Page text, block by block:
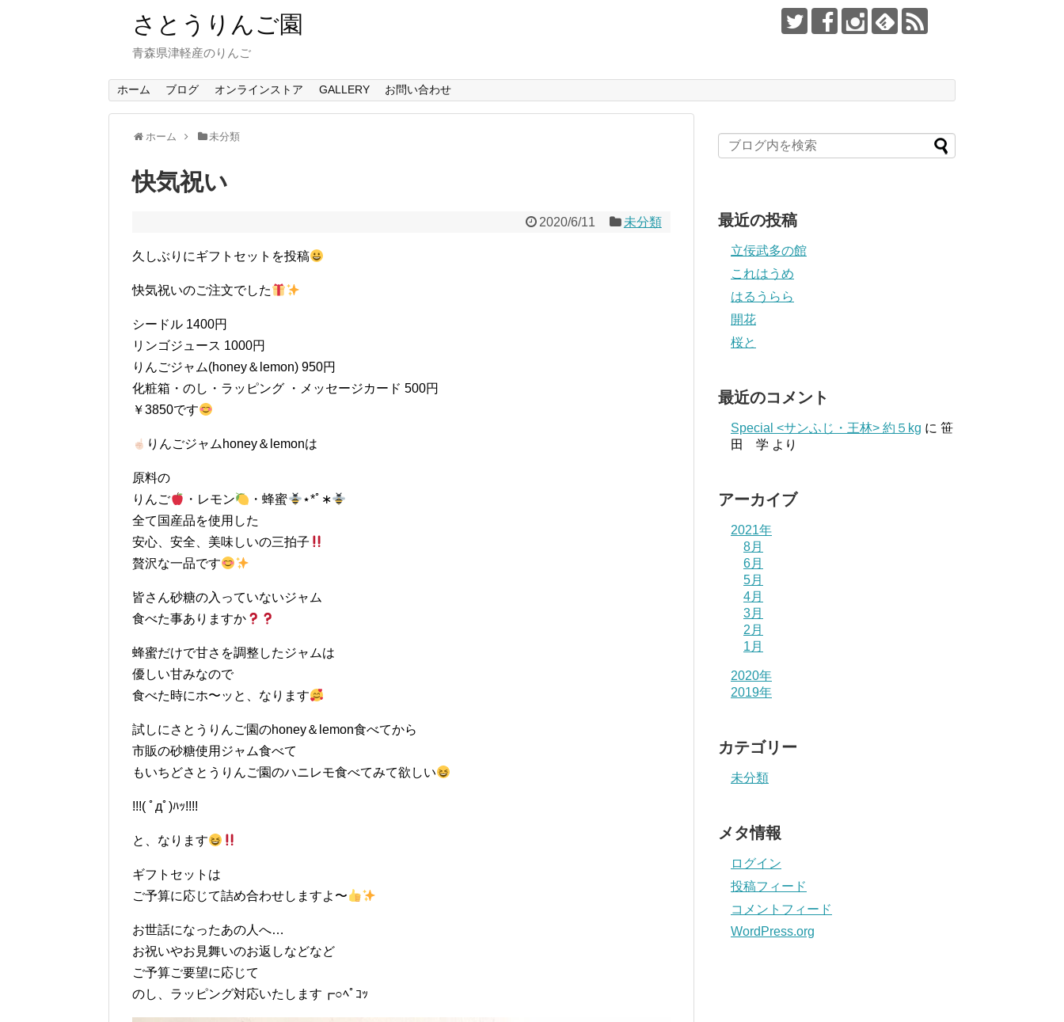
さとうりんご園
青森県津軽産のりんご
ホーム ブログ オンラインストア GALLERY お問い合わせ
ホーム 未分類
快気祝い
2020/6/11 未分類
久しぶりにギフトセットを投稿
快気祝いのご注文でした
シードル 1400円
リンゴジュース 1000円
りんごジャム(honey＆lemon) 950円
化粧箱・のし・ラッピング ・メッセージカード 500円
￥3850です
りんごジャムhoney＆lemonは
原料の
りんご
・レモン ・蜂蜜
⋆︎*ﾟ∗
全て国産品を使用した
安心、安全、美味しいの三拍子
贅沢な一品です
皆さん砂糖の入っていないジャム
食べた事ありますか
蜂蜜だけで甘さを調整したジャムは
優しい甘みなので
食べた時にホ〜ッと、なります
試しにさとうりんご園のhoney＆lemon食べてから
市販の砂糖使用ジャム食べて
もいちどさとうりんご園のハニレモ食べてみて欲しい
!!!( ﾟдﾟ)ﾊｯ!!!!
と、なります
ギフトセットは
ご予算に応じて詰め合わせしますよ〜
お世話になったあの人へ…
お祝いやお見舞いのお返しなどなど
ご予算ご要望に応じて
のし、ラッピング対応いたします┏○ﾍﾟｺｯ
最近の投稿
立佞武多の館
これはうめ
はるうらら
開花
桜と
最近のコメント
Special <サンふじ・王林> 約５kg に 笹
田 学 より
アーカイブ
2021年
8月
6月
5月
4月
3月
2月
1月
2020年
2019年
カテゴリー
未分類
メタ情報
ログイン
投稿フィード
コメントフィード
WordPress.org